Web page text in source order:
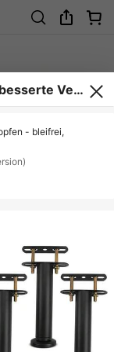
Vers
- bleifrei,